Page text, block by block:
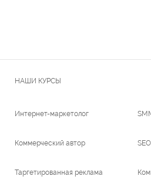
НАШИ КУРСЫ
Интернет-маркетолог
Коммерческий автор
Таргетированная реклама